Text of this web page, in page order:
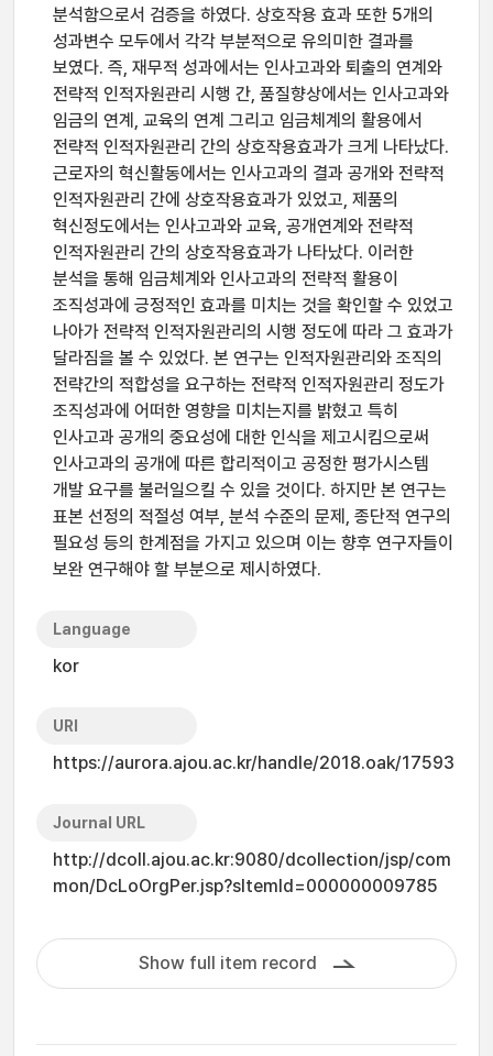
분석함으로서 검증을 하였다. 상호작용 효과 또한 5개의
성과변수 모두에서 각각 부분적으로 유의미한 결과를
보였다. 즉, 재무적 성과에서는 인사고과와 퇴출의 연계와
전략적 인적자원관리 시행 간, 품질향상에서는 인사고과와
임금의 연계, 교육의 연계 그리고 임금체계의 활용에서
전략적 인적자원관리 간의 상호작용효과가 크게 나타났다.
근로자의 혁신활동에서는 인사고과의 결과 공개와 전략적
인적자원관리 간에 상호작용효과가 있었고, 제품의
혁신정도에서는 인사고과와 교육, 공개연계와 전략적
인적자원관리 간의 상호작용효과가 나타났다. 이러한
분석을 통해 임금체계와 인사고과의 전략적 활용이
조직성과에 긍정적인 효과를 미치는 것을 확인할 수 있었고
나아가 전략적 인적자원관리의 시행 정도에 따라 그 효과가
달라짐을 볼 수 있었다. 본 연구는 인적자원관리와 조직의
전략간의 적합성을 요구하는 전략적 인적자원관리 정도가
조직성과에 어떠한 영향을 미치는지를 밝혔고 특히
인사고과 공개의 중요성에 대한 인식을 제고시킴으로써
인사고과의 공개에 따른 합리적이고 공정한 평가시스템
개발 요구를 불러일으킬 수 있을 것이다. 하지만 본 연구는
표본 선정의 적절성 여부, 분석 수준의 문제, 종단적 연구의
필요성 등의 한계점을 가지고 있으며 이는 향후 연구자들이
보완 연구해야 할 부분으로 제시하였다.
Language
kor
URI
https://aurora.ajou.ac.kr/handle/2018.oak/17593
Journal URL
http://dcoll.ajou.ac.kr:9080/dcollection/jsp/com
mon/DcLoOrgPer.jsp?sItemId=000000009785
Show full item record